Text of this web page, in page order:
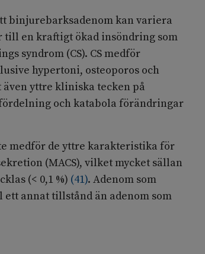
binjurebarksadenom kan variera
en kraftigt ökad insöndring som
syndrom (CS). CS medför
hypertoni, osteoporos och
yttre kliniska tecken på
och katabola förändringar
medför de yttre karakteristika för
(MACS), vilket mycket sällan
(< 0,1 %) (41). Adenom som
ett annat tillstånd än adenom som